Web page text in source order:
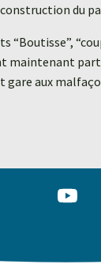
construction du
“Boutisse”,
maintenant
gare aux